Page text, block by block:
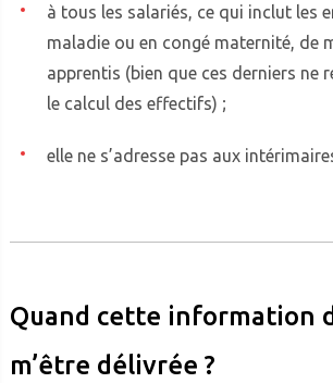
à tous les salariés, ce qui inclut les
maladie ou en congé maternité, de
apprentis (bien que ces derniers ne
le calcul des effectifs) ;
elle ne s’adresse pas aux
Quand cette information
m’être délivrée ?